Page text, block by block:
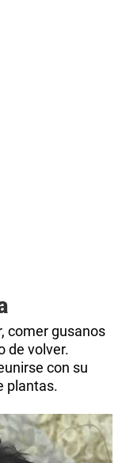
comer gusanos
de volver.
con su
plantas.